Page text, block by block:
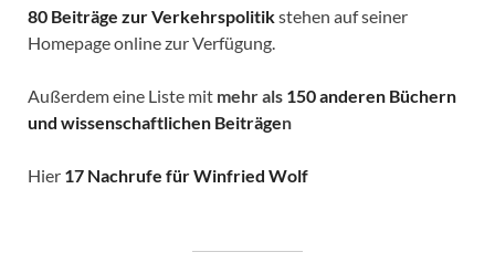
80 Beiträge zur Verkehrspolitikstehen auf seiner
Homepage online zur Verfügung.
Außerdem eine Liste mit mehr als 150 anderen Büchern
und wissenschaftlichen Beiträgen
Hier 17 Nachrufe für Winfried Wolf